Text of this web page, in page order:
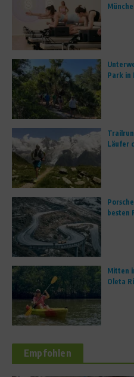
Park in
Läufer
besten
Mitten
Oleta
Empfohlen